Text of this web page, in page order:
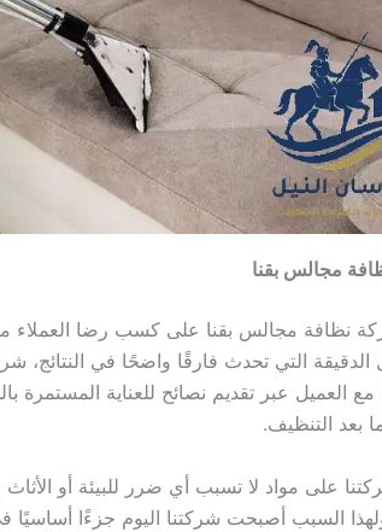
مجالس بقنا
نظافة مجالس بقنا على كسب رضا العملاء من
الدقيقة التي تحدث فارقًا واضحًا في النتائج،
العميل عبر تقديم نصائح للعناية
بعد التنظيف.
على مواد لا تسبب أي ضرر للبيئة أو
ولهذا السبب أصبحت شركتنا اليوم جزءًا